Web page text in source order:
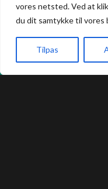
vores netsted. Ved at
du dit samtykke til vores
Tilpas
Vi holder lukket
Åbningstider
Frokost: 12:00 -
Aften: 17:00 -